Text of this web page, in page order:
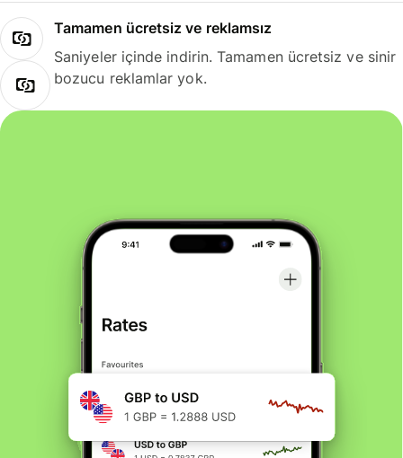
Tamamen ücretsiz ve reklamsız
Saniyeler içinde indirin. Tamamen ücretsiz ve sinir
bozucu reklamlar yok.